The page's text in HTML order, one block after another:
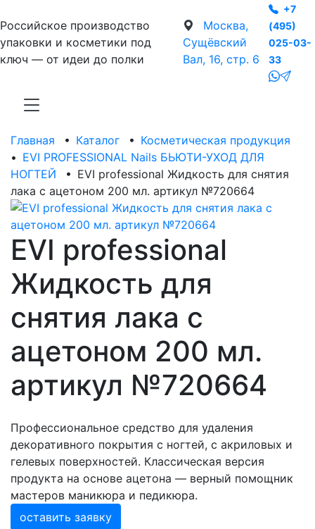
Российское производство
упаковки и косметики под
ключ — от идеи до полки
Москва,
Сущёвский
Вал, 16, стр. 6
+7
(495)
025-03-
33
Главная • Каталог • Косметическая продукция
• EVI PROFESSIONAL Nails БЬЮТИ-УХОД ДЛЯ
НОГТЕЙ • EVI professional Жидкость для снятия
лака с ацетоном 200 мл. артикул №720664
EVI professional
Жидкость для
снятия лака с
ацетоном 200 мл.
артикул №720664
Профессиональное средство для удаления
декоративного покрытия с ногтей, с акриловых и
гелевых поверхностей. Классическая версия
продукта на основе ацетона — верный помощник
мастеров маникюра и педикюра.
оставить заявку